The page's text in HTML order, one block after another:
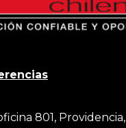
801, Providencia,